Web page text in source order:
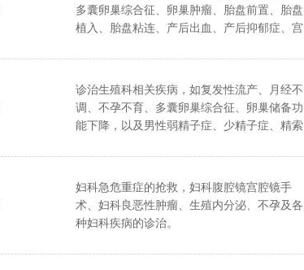
多囊卵巢综合征、卵巢肿瘤、胎盘前置、胎盘
植入、胎盘粘连、产后出血、产后抑郁症、宫
诊治生殖科相关疾病，如复发性流产、月经不
调、不孕不育、多囊卵巢综合征、卵巢储备功
能下降，以及男性弱精子症、少精子症、精索
妇科急危重症的抢救，妇科腹腔镜宫腔镜手
术、妇科良恶性肿瘤、生殖内分泌、不孕及各
种妇科疾病的诊治。